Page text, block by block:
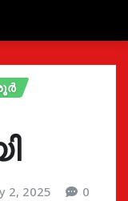
2, 2025 0